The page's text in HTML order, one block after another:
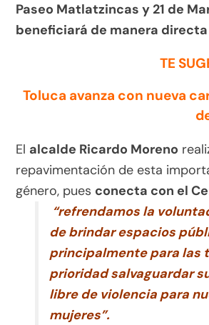
Paseo Matlatzincas y 21 de
beneficiará de manera
TE
Toluca avanza con nueva
El alcalde Ricardo Moreno
repavimentación de esta
género, pues conecta con el
“refrendamos la
de brindar espacios
principalmente para las
prioridad salvaguardar
libre de violencia para
mujeres”.